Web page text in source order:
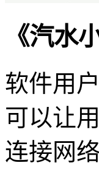
《汽水
软件用
可以让
连接网